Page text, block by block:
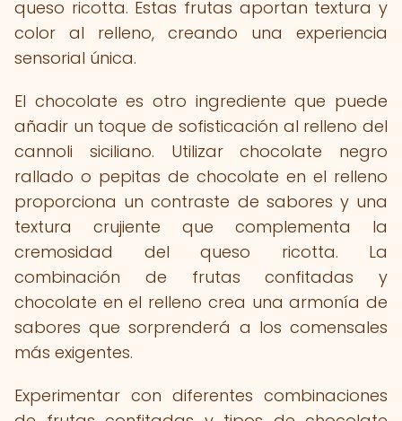
queso ricotta. Estas frutas aportan textura y
color al relleno, creando una experiencia
sensorial única.
El chocolate es otro ingrediente que puede
añadir un toque de sofisticación al relleno del
cannoli siciliano. Utilizar chocolate negro
rallado o pepitas de chocolate en el relleno
proporciona un contraste de sabores y una
textura crujiente que complementa la
cremosidad del queso ricotta. La
combinación de frutas confitadas y
chocolate en el relleno crea una armonía de
sabores que sorprenderá a los comensales
más exigentes.
Experimentar con diferentes combinaciones